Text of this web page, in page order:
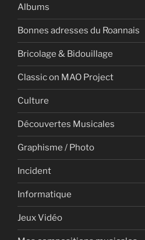
Albums
Bonnes adresses du Roannais
Bricolage & Bidouillage
Classic on MAO Project
Culture
Découvertes Musicales
Graphisme / Photo
Incident
Informatique
Jeux Vidéo